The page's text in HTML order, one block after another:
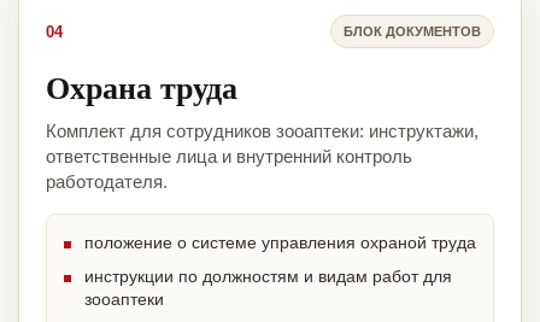
04 БЛОК ДОКУМЕНТОВ
Охрана труда
Комплект для сотрудников зооаптеки: инструктажи,
ответственные лица и внутренний контроль
работодателя.
положение о системе управления охраной труда
инструкции по должностям и видам работ для
зооаптеки